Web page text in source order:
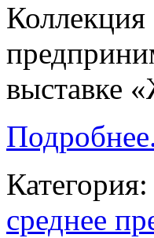
выставке
Категория:
среднее